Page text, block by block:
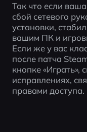
Так что если
сбой сетевого
установки,
вашим ПК и
Если же у вас
после патча
кнопке «Играть»,
исправлениях,
правами доступа.